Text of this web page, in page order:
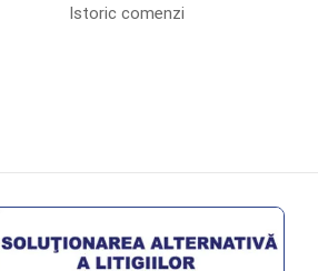
Istoric comenzi